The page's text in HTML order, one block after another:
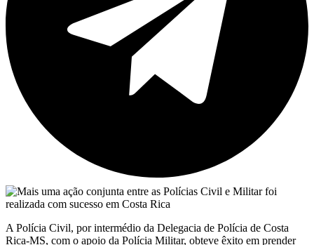
A Polícia Civil, por intermédio da Delegacia de Polícia de Costa
Rica-MS, com o apoio da Polícia Militar, obteve êxito em prender